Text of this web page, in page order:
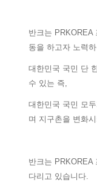
반크는 PRKOREA
동을 하고자 노력
대한민국 국민 단
수 있는 즉,
대한민국 국민 모
며 지구촌을 변화
반크는 PRKOREA
다리고 있습니다.